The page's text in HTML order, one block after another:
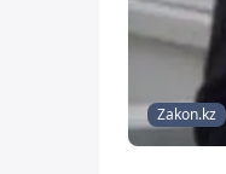
Zakon.kz